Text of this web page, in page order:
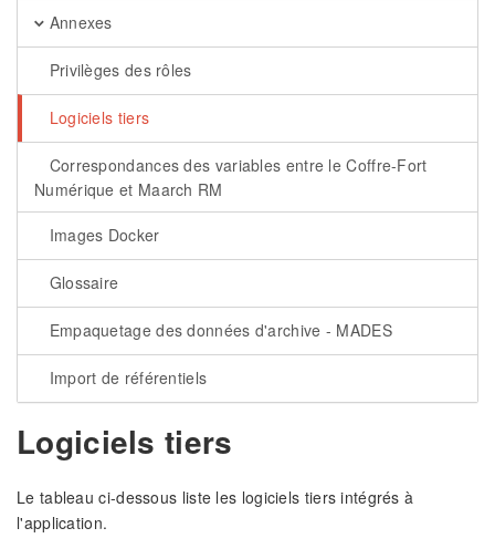
Annexes
Privilèges des rôles
Logiciels tiers
Correspondances des variables entre le Coffre-Fort
Numérique et Maarch RM
Images Docker
Glossaire
Empaquetage des données d'archive - MADES
Import de référentiels
Logiciels tiers
Le tableau ci-dessous liste les logiciels tiers intégrés à
l'application.